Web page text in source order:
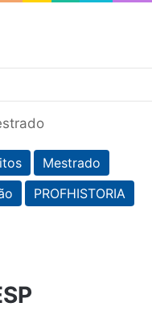
Mestrado
PROFHISTORIA